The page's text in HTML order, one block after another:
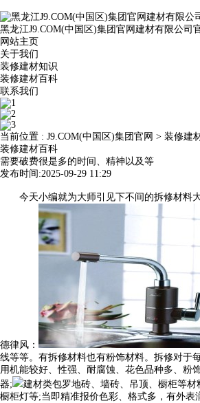
黑龙江J9.COM(中国区)集团官网建材有限公司
网站主页
关于我们
装修建材知识
装修建材百科
联系我们
当前位置 : J9.COM(中国区)集团官网 > 装修建
装修建材百科
需要破费很是多的时间、精神以及等
发布时间:2025-09-29 11:29
今天小编就为大师引见下不间的拆修材料大
德律风：
线等等。有拆修材料也有粉饰材料。拆修对于
用机能较好、性强、耐腐蚀、花色品种多、粉
器;
建材类包罗地砖、墙砖、吊顶、橱柜等
橱柜灯等;当即精准报价色彩、格式多，有外